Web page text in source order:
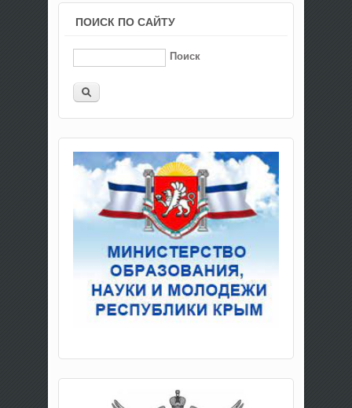
ПОИСК ПО САЙТУ
Поиск